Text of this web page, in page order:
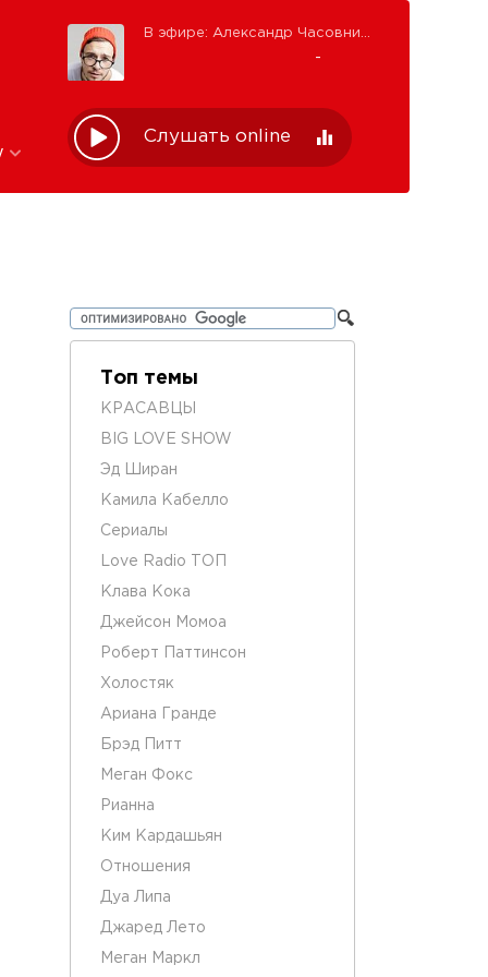
Слушать online
Топ темы
КРАСАВЦЫ
BIG LOVE SHOW
Эд Ширан
Камила Кабелло
Сериалы
Love Radio ТОП
Клава Кока
Джейсон Момоа
Роберт Паттинсон
Холостяк
Ариана Гранде
Брэд Питт
Меган Фокс
Рианна
Ким Кардашьян
Отношения
Дуа Липа
Джаред Лето
Меган Маркл